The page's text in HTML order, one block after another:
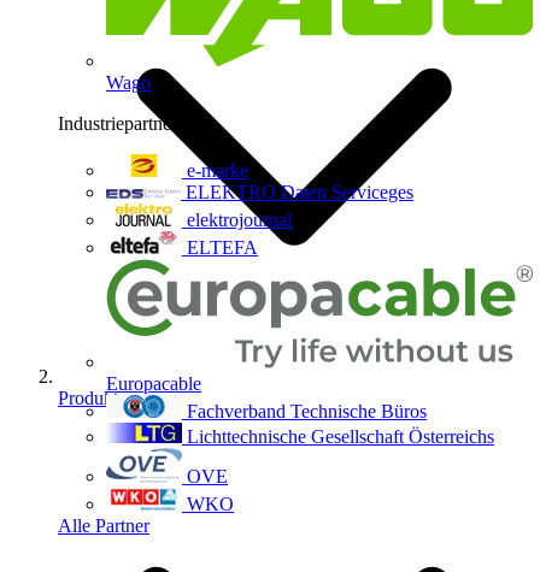
Wago
Industriepartner
e-marke
ELEKTRO Daten Serviceges
elektrojournal
ELTEFA
Europacable
Fachverband Technische Büros
Lichttechnische Gesellschaft Österreichs
OVE
WKO
Alle Partner
Produkte